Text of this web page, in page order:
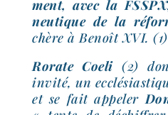
ment, avec la
neu­tique de la
chère à Benoît XVI. (1)
Rorate Coeli(2)
invi­té, un
et se fait appe­ler